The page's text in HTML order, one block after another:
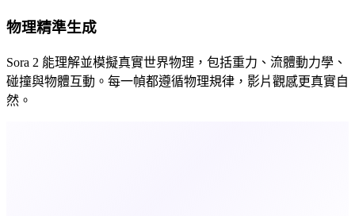
物理精準生成
Sora 2 能理解並模擬真實世界物理，包括重力、流體動力學、
碰撞與物體互動。每一幀都遵循物理規律，影片觀感更真實自
然。